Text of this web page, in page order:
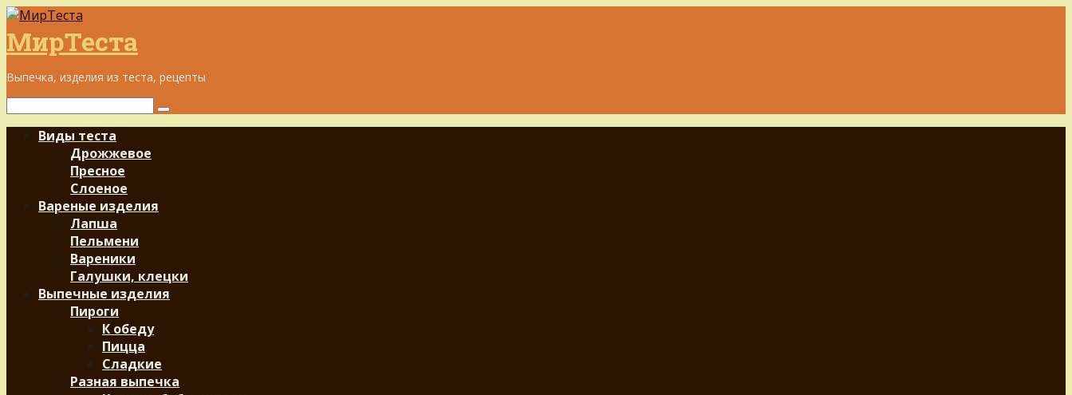
Перейти
к
контенту
МирТеста
Выпечка, изделия из теста, рецепты
Поиск:
Виды теста
Дрожжевое
Пресное
Слоеное
Вареные изделия
Лапша
Пельмени
Вареники
Галушки, клецки
Выпечные изделия
Пироги
К обеду
Пицца
Сладкие
Разная выпечка